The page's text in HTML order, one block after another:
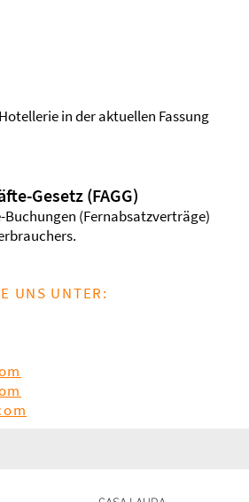
in der aktuellen Fassung
Gesetz (FAGG)
(Fernabsatzverträge)
UNS UNTER: